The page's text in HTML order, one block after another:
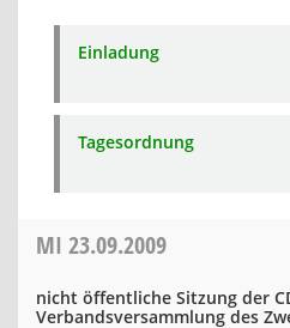
Einladung
Tagesordnung
MI 23.09.2009
nicht öffentliche Sitzung der
Verbandsversammlung des